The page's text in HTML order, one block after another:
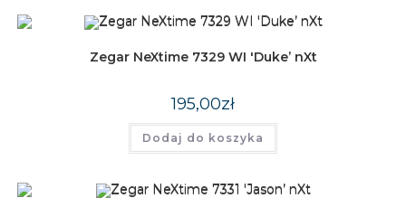
Zegar NeXtime 7329 WI 'Duke’ nXt
195,00zł
Dodaj do koszyka